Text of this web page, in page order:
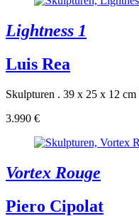
Lightness 1
Luis Rea
Skulpturen . 39 x 25 x 12 cm
3.990 €
Vortex Rouge
Piero Cipolat